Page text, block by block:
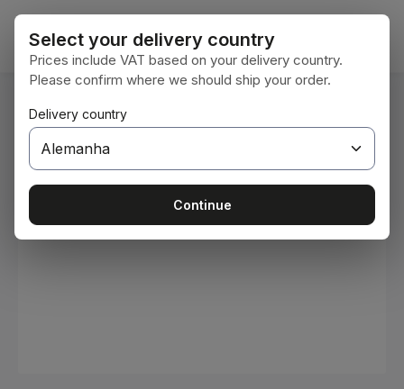
Ir para o conteúdo principal
Você está aqui: Home
Select your delivery country
Prices include VAT based on your delivery country.
Please confirm where we should ship your order.
Delivery country
Continue